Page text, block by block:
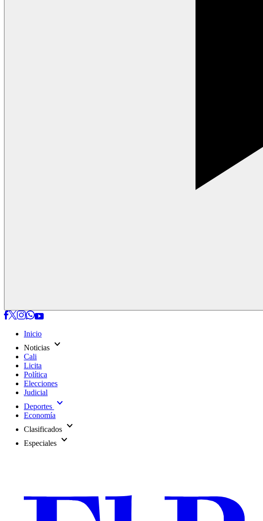
Inicio
Noticias expand_more
Cali
Licita
Política
Elecciones
Judicial
Deportes expand_more
Economía
Clasificados expand_more
Especiales expand_more